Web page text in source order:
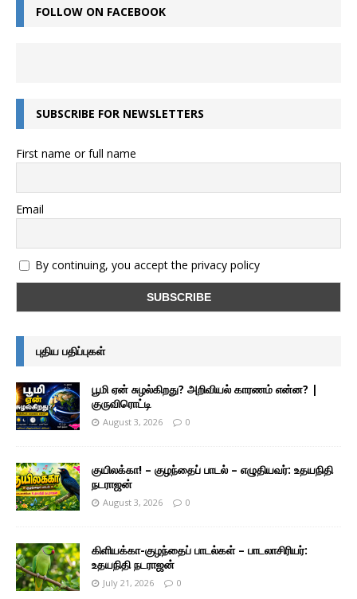
FOLLOW ON FACEBOOK
SUBSCRIBE FOR NEWSLETTERS
First name or full name
Email
By continuing, you accept the privacy policy
புதிய பதிப்புகள்
பூமி ஏன் சுழல்கிறது? அறிவியல் காரணம் என்ன? |
குருவிரொட்டி
August 3, 2026 0
குயிலக்கா! – குழந்தைப் பாடல் – எழுதியவர்: உதயநிதி
நடராஜன்
August 3, 2026 0
கிளியக்கா-குழந்தைப் பாடல்கள் – பாடலாசிரியர்:
உதயநிதி நடராஜன்
July 21, 2026 0